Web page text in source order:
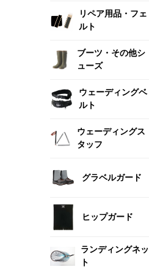
リペア用品・フェ
ルト
ブーツ・その他シ
ューズ
ウェーディングベ
ルト
ウェーディングス
タッフ
グラベルガード
ヒップガード
ランディングネッ
ト